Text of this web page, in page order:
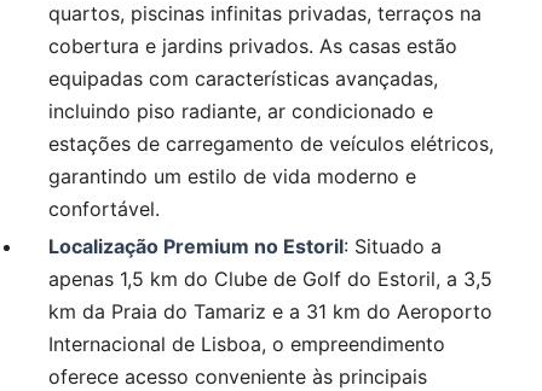
quartos, piscinas infinitas privadas, terraços na
cobertura e jardins privados. As casas estão
equipadas com características avançadas,
incluindo piso radiante, ar condicionado e
estações de carregamento de veículos elétricos,
garantindo um estilo de vida moderno e
confortável.
Localização Premium no Estoril: Situado a
apenas 1,5 km do Clube de Golf do Estoril, a 3,5
km da Praia do Tamariz e a 31 km do Aeroporto
Internacional de Lisboa, o empreendimento
oferece acesso conveniente às principais